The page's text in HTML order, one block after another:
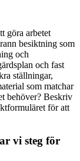
göra arbetet
besiktning som
och
och fast
ställningar,
som matchar
behöver? Beskriv
för att
vi steg för